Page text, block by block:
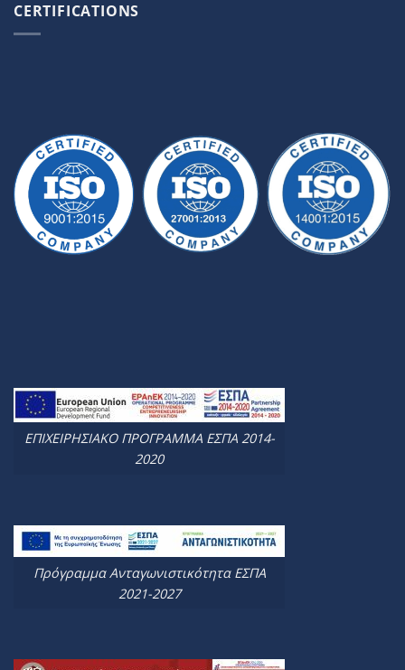
CERTIFICATIONS
ΕΠΙΧΕΙΡΗΣΙΑΚΟ ΠΡΟΓΡΑΜΜΑ ΕΣΠΑ 2014-
2020
Πρόγραμμα Ανταγωνιστικότητα ΕΣΠΑ
2021-2027